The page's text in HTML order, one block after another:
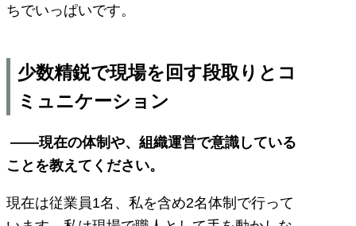
ちでいっぱいです。
少数精鋭で現場を回す段取りとコ
ミュニケーション
――現在の体制や、組織運営で意識している
ことを教えてください。
現在は従業員1名、私を含め2名体制で行って